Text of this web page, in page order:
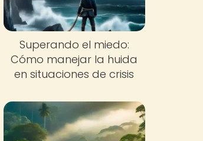
Superando el miedo:
Cómo manejar la huida
en situaciones de crisis